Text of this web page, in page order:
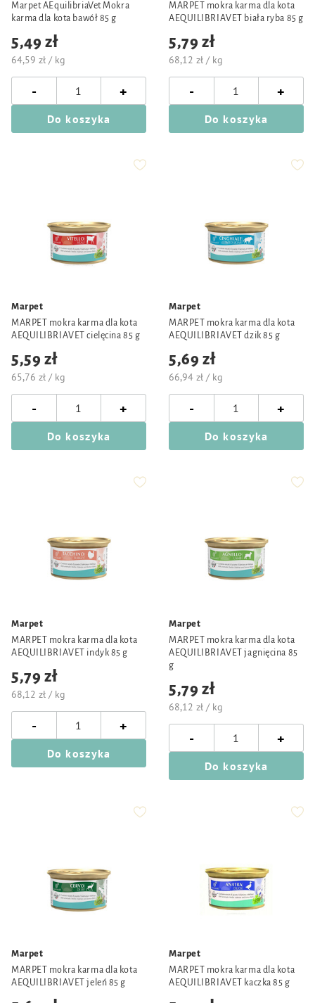
Marpet AEquilibriaVet Mokra
karma dla kota bawół 85 g
5,49 zł
64,59 zł / kg
- +
Do koszyka
MARPET mokra karma dla kota
AEQUILIBRIAVET biała ryba 85 g
5,79 zł
68,12 zł / kg
- +
Do koszyka
Marpet
MARPET mokra karma dla kota
AEQUILIBRIAVET cielęcina 85 g
5,59 zł
65,76 zł / kg
- +
Do koszyka
Marpet
MARPET mokra karma dla kota
AEQUILIBRIAVET dzik 85 g
5,69 zł
66,94 zł / kg
- +
Do koszyka
Marpet
MARPET mokra karma dla kota
AEQUILIBRIAVET indyk 85 g
5,79 zł
68,12 zł / kg
- +
Do koszyka
Marpet
MARPET mokra karma dla kota
AEQUILIBRIAVET jagnięcina 85
g
5,79 zł
68,12 zł / kg
- +
Do koszyka
Marpet
MARPET mokra karma dla kota
AEQUILIBRIAVET jeleń 85 g
Marpet
MARPET mokra karma dla kota
AEQUILIBRIAVET kaczka 85 g